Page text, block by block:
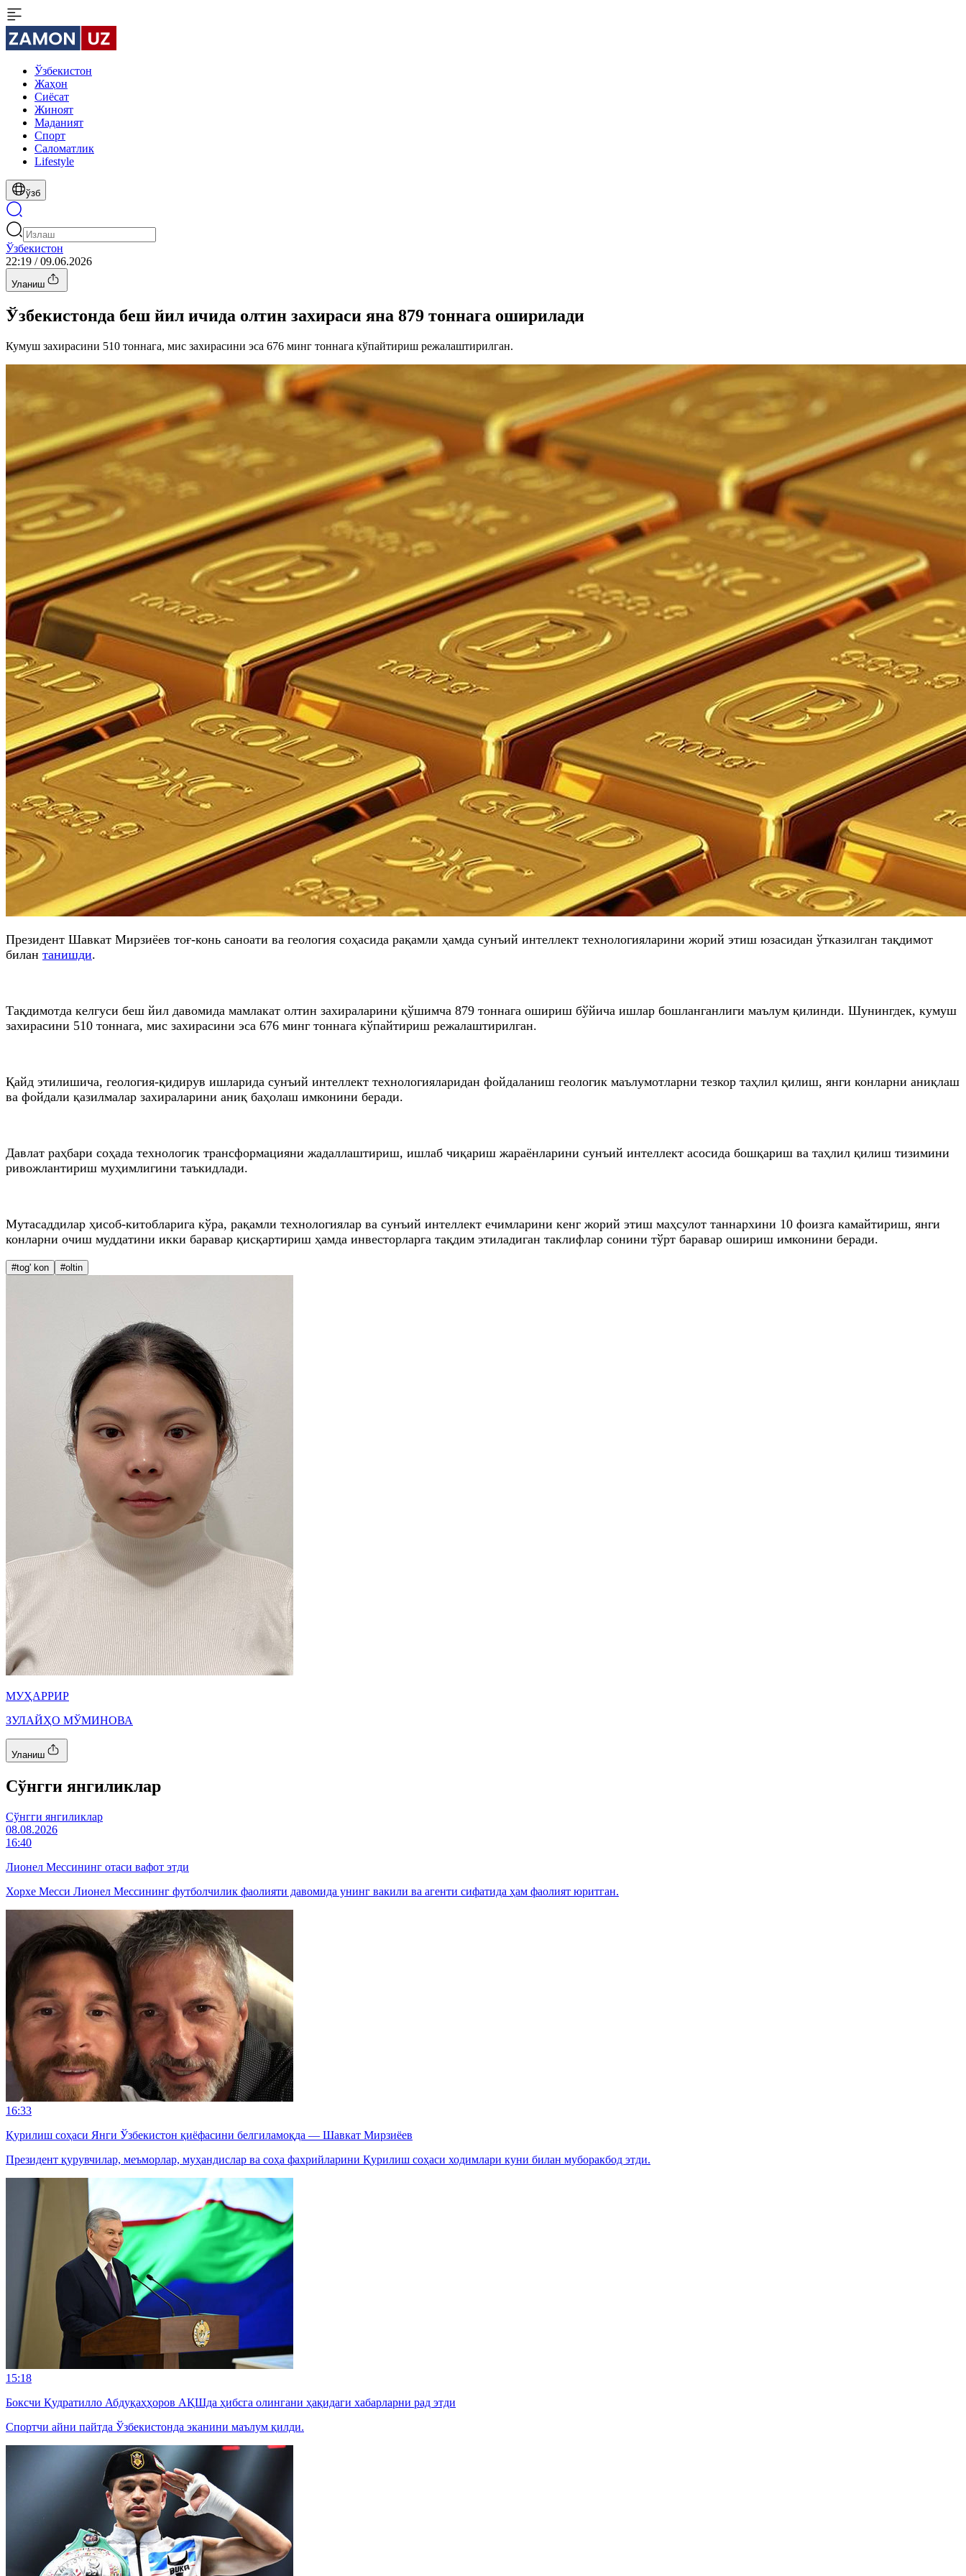
Ўзбекистон
Жаҳон
Сиёсат
Жиноят
Маданият
Спорт
Cаломатлик
Lifestyle
ўзб
Ўзбекистон
22:19 / 09.06.2026
Уланиш
Ўзбекистонда беш йил ичида олтин захираси яна 879 тоннага оширилади
Кумуш захирасини 510 тоннага, мис захирасини эса 676 минг тоннага кўпайтириш режалаштирилган.
Президент Шавкат Мирзиёев тоғ-конь саноати ва геология соҳасида рақамли ҳамда сунъий интеллект технологияларини жорий этиш юзасидан ўтказилган тақдимот
билан танишди.
Тақдимотда келгуси беш йил давомида мамлакат олтин захираларини қўшимча 879 тоннага ошириш бўйича ишлар бошланганлиги маълум қилинди. Шунингдек, кумуш
захирасини 510 тоннага, мис захирасини эса 676 минг тоннага кўпайтириш режалаштирилган.
Қайд этилишича, геология-қидирув ишларида сунъий интеллект технологияларидан фойдаланиш геологик маълумотларни тезкор таҳлил қилиш, янги конларни аниқлаш
ва фойдали қазилмалар захираларини аниқ баҳолаш имконини беради.
Давлат раҳбари соҳада технологик трансформацияни жадаллаштириш, ишлаб чиқариш жараёнларини сунъий интеллект асосида бошқариш ва таҳлил қилиш тизимини
ривожлантириш муҳимлигини таъкидлади.
Мутасаддилар ҳисоб-китобларига кўра, рақамли технологиялар ва сунъий интеллект ечимларини кенг жорий этиш маҳсулот таннархини 10 фоизга камайтириш, янги
конларни очиш муддатини икки баравар қисқартириш ҳамда инвесторларга тақдим этиладиган таклифлар сонини тўрт баравар ошириш имконини беради.
#tog' kon #oltin
МУҲАРРИР
ЗУЛАЙҲО МЎМИНОВА
Уланиш
Cўнгги янгиликлар
Cўнгги янгиликлар
08.08.2026
16:40
Лионел Мессининг отаси вафот этди
Хорхе Месси Лионел Мессининг футболчилик фаолияти давомида унинг вакили ва агенти сифатида ҳам фаолият юритган.
16:33
Қурилиш соҳаси Янги Ўзбекистон қиёфасини белгиламоқда — Шавкат Мирзиёев
Президент қурувчилар, меъморлар, муҳандислар ва соҳа фахрийларини Қурилиш соҳаси ходимлари куни билан муборакбод этди.
15:18
Боксчи Қудратилло Абдуқаҳҳоров АҚШда ҳибсга олингани ҳақидаги хабарларни рад этди
Спортчи айни пайтда Ўзбекистонда эканини маълум қилди.